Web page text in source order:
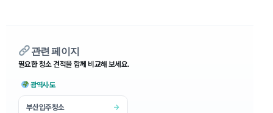
관련 페이지
필요한 청소 견적을 함께 비교해 보세요.
광역시·도
부산입주청소 →